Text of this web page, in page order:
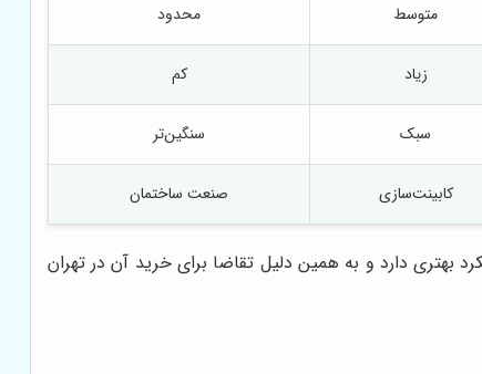
متوسط محدود
زیاد کم
سبک سنگین‌تر
کابینت‌سازی صنعت ساختمان
دارد و به همین دلیل تقاضا برای خرید آن در تهران